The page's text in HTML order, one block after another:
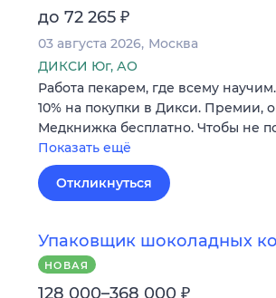
до 72 265 ₽
03 августа 2026 Москва
ДИКСИ Юг, АО
Работа пекарем, где всему
10% на покупки в Дикси. Премии,
Медкнижка бесплатно. Чтобы не
Показать ещё
Откликнуться
Упаковщик шоколадных
НОВАЯ
128 000–368 000 ₽